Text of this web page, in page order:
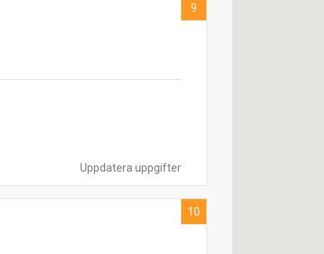
Uppdatera uppgifter
9
10